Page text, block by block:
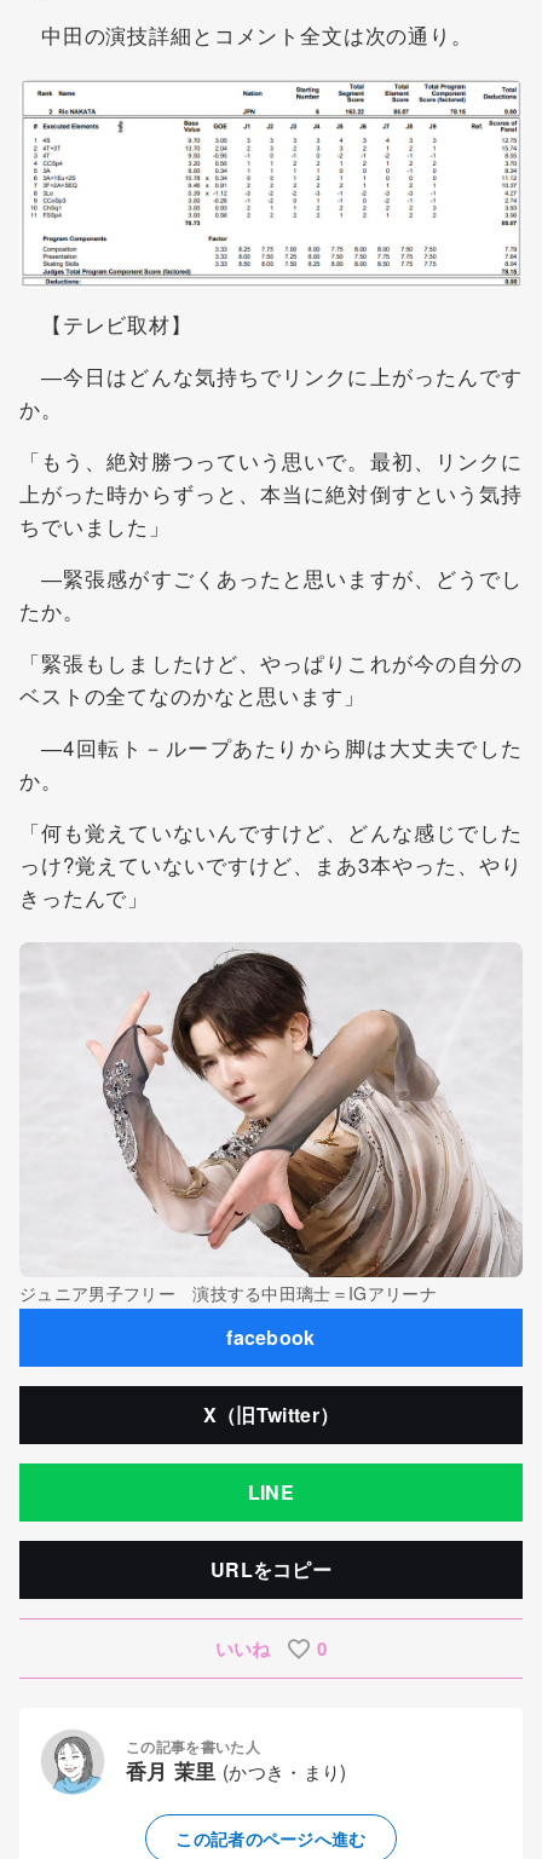
中田の演技詳細とコメント全文は次の通り。
【テレビ取材】
―今日はどんな気持ちでリンクに上がったんです
か。
「もう、絶対勝つっていう思いで。最初、リンクに
上がった時からずっと、本当に絶対倒すという気持
ちでいました」
―緊張感がすごくあったと思いますが、どうでし
たか。
「緊張もしましたけど、やっぱりこれが今の自分の
ベストの全てなのかなと思います」
―4回転ト－ループあたりから脚は大丈夫でした
か。
「何も覚えていないんですけど、どんな感じでした
っけ?覚えていないですけど、まあ3本やった、やり
きったんで」
ジュニア男子フリー 演技する中田璃士＝IGアリーナ
facebook
X（旧Twitter）
LINE
URLをコピー
いいね 0
この記事を書いた人
香月 茉里 (かつき・まり)
この記者のページへ進む